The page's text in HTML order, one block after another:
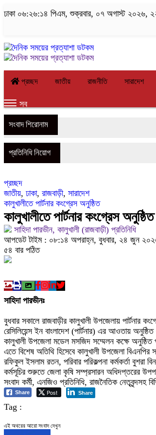
ঢাকা ০৬:২৬:১৫ পিএম, শুক্রবার, ০৭ অগাস্ট ২০২৬, ২২
প্রচ্ছদ জাতীয় রাজনীতি সারাদেশ
সব
সংবাদ শিরোনাম
প্রতিনিধি নিয়োগ
প্রচ্ছদ
জাতীয়, ঢাকা, রাজবাড়ী, সারাদেশ
কালুখালীতে পার্টনার কংগ্রেস অনুষ্ঠিত
কালুখালীতে পার্টনার কংগ্রেস অনুষ্ঠিত
সাহিদা পারভীন, কালুখালী (রাজবাড়ী) প্রতিনিধি
আপডেট টাইম : ০৮:১৪ অপরাহ্ন, বুধবার, ২৪ জুন
৫৪ বার পঠিত
সাহিদা পারভীনঃ
বুধবার সকালে রাজবাড়ীর কালুখালী উপজেলায় পার্টনার
রেসিলিয়েন্স ইন বাংলাদেশ (পার্টনার) এর আওতায়
কালুখালী উপজেলা মডেল মসজিদ সম্মেলন কক্ষে অনুষ্ঠিত
এতে বিশেষ অতিথি হিসেবে কালুখালী উপজেলা
রফিকুল ইসলাম রতন, পরিবার পরিকল্পনা কর্মকর্তা
কর্মসূচির শুরুতে জেলা কৃষি সম্প্রসারন অধিদপ্তরের
সংবাদ কর্মী, এনজিও প্রতিনিধি, রাজনৈতিক নেতৃবৃন্দসহ
Share Post Share
Tag :
এই অথরের আরো সংবাদ দেখুন